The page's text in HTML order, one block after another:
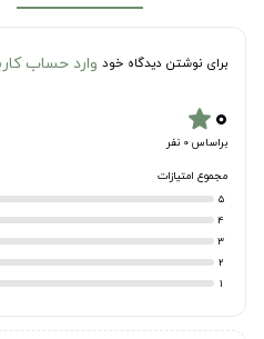
برای نوشتن دیدگاه خود وارد حساب
۰star
براساس 0 نفر
مجموع امتیازات
5
4
3
2
1